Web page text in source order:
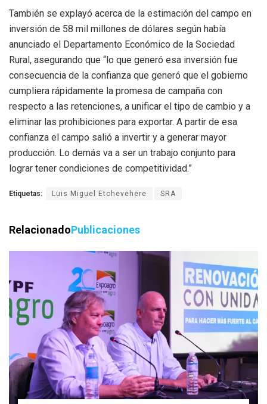
También se explayó acerca de la estimación del campo en
inversión de 58 mil millones de dólares según había
anunciado el Departamento Económico de la Sociedad
Rural, asegurando que “lo que generó esa inversión fue
consecuencia de la confianza que generó que el gobierno
cumpliera rápidamente la promesa de campaña con
respecto a las retenciones, a unificar el tipo de cambio y a
eliminar las prohibiciones para exportar. A partir de esa
confianza el campo salió a invertir y a generar mayor
producción. Lo demás va a ser un trabajo conjunto para
lograr tener condiciones de competitividad.”
Etiquetas: Luis Miguel Etchevehere SRA
RelacionadoPublicaciones